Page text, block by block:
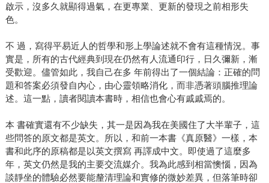
啟示，沒多久就顯得過氣，在更專業、更新的發現之前相形失
色。
不 過，寫得平易近人的哲學和形上學論述就不會有這種情況。事
實是，所有的古代經典到現在仍然有人流通印行，日久彌新，漸
受歡迎。儘管如此，我自己在多 年前得出了一個結論：正確的問
題和答案必須發自內心，由心靈領略消化，而非憑著頭腦推理論
述。這一點，讀者閱讀本書時，相信也會心有戚戚焉的。
本 書確實還有不少缺失，其一是因為我在美國住了大半輩子，這
些問答的原文都是英文。所以，和前一本書《真原醫》一樣，本
書和此序的原稿都是以英文撰寫 再譯成中文。即使過了這麼多
年，英文仍然是我的主要交流媒介。我為此感到相當懊惱，因為
談靜坐的體驗必然要能釐清理論和實修的微妙差異，但落筆時卻